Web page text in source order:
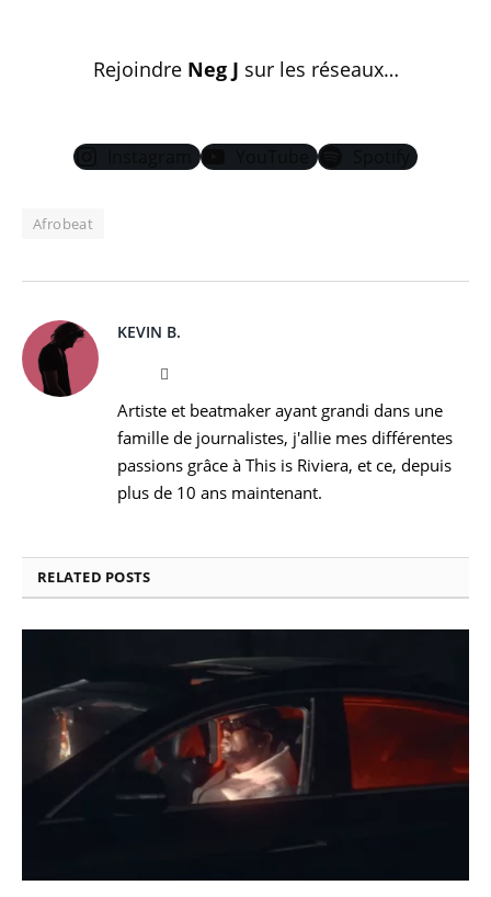
Rejoindre Neg J sur les réseaux…
Afrobeat
KEVIN B.
Website
Artiste et beatmaker ayant grandi dans une
famille de journalistes, j'allie mes différentes
passions grâce à This is Riviera, et ce, depuis
plus de 10 ans maintenant.
RELATED POSTS